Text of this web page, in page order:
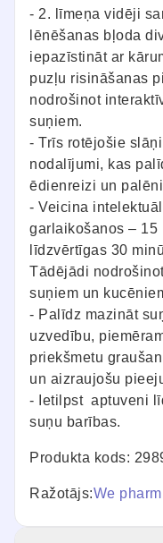
- 2. līmeņa vidēji
lēnēšanas bļoda
iepazīstināt ar
puzļu risināšanas
nodrošinot
suņiem.
- Trīs rotējošie
nodalījumi, kas
ēdienreizi un
- Veicina
garlaikošanos – 15
līdzvērtīgas 30
Tādējādi
suņiem un
- Palīdz mazināt
uzvedību,
priekšmetu
un aizraujošu
- Ietilpst aptuveni
suņu barības.
Produkta kods:
Ražotājs:We pharm